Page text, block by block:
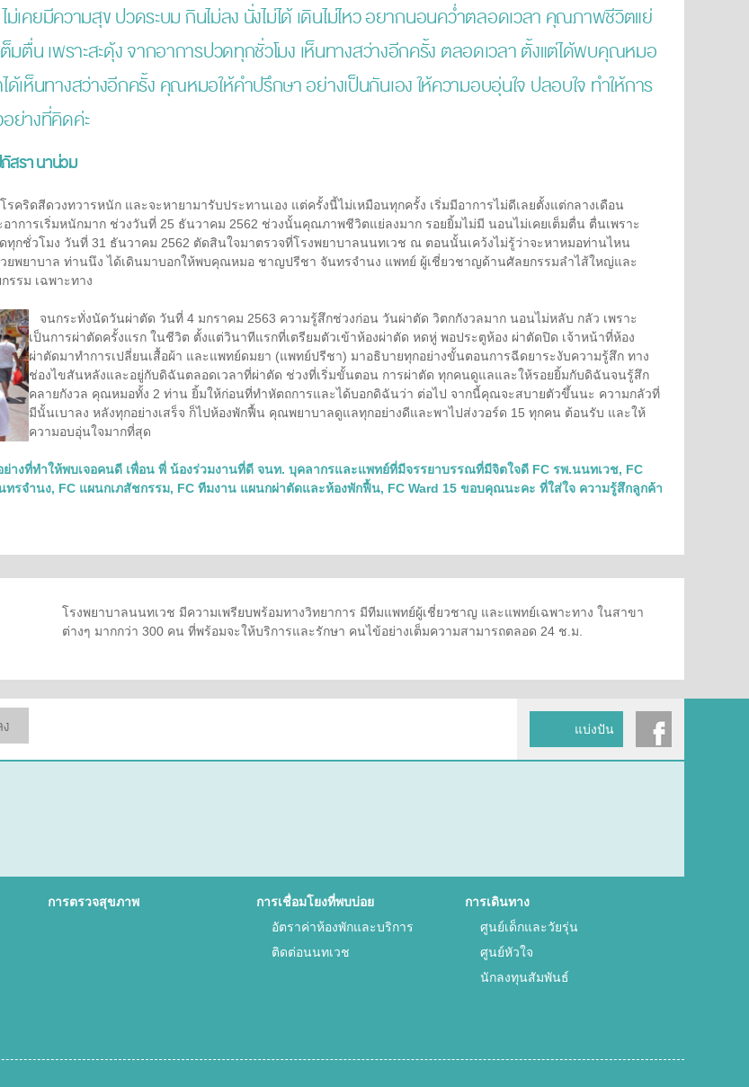
ม่เคยมีความสุข ปวดระบม กินไม่ลง นั่งไม่ได้ เดินไม่ไหว อยากนอนคว่ำตลอดเวลา คุณภาพชีวิตแย่
มตื่น เพราะสะดุ้ง จากอาการปวดทุกชั่วโมง เห็นทางสว่างอีกครั้ง ตลอดเวลา ตั้งแต่ได้พบคุณหมอ
เห็นทางสว่างอีกครั้ง คุณหมอให้คำปรึกษา อย่างเป็นกันเอง ให้ความอบอุ่นใจ ปลอบใจ ทำให้การ
ย่างที่คิดค่ะ
สรา นาน่วม
คริดสีดวงทวารหนัก และจะหายามารับประทานเอง แต่ครั้งนี้ไม่เหมือนทุกครั้ง เริ่มมีอาการไม่ดีเลยตั้งแต่กลางเดือน
าการเริ่มหนักมาก ช่วงวันที่ 25 ธันวาคม 2562 ช่วงนั้นคุณภาพชีวิตแย่ลงมาก รอยยิ้มไม่มี นอนไม่เคยเต็มตื่น ตื่นเพราะ
ทุกชั่วโมง วันที่ 31 ธันวาคม 2562 ตัดสินใจมาตรวจที่โรงพยาบาลนนทเวช ณ ตอนนั้นเคว้งไม่รู้ว่าจะหาหมอท่านไหน
ยพยาบาล ท่านนึง ได้เดินมาบอกให้พบคุณหมอ ชาญปรีชา จันทรจำนง แพทย์ ผู้เชี่ยวชาญด้านศัลยกรรมลำไส้ใหญ่และ
รรม เฉพาะทาง
จนกระทั่งนัดวันผ่าตัด วันที่ 4 มกราคม 2563 ความรู้สึกช่วงก่อน วันผ่าตัด วิตกกังวลมาก นอนไม่หลับ กลัว เพราะ
เป็นการผ่าตัดครั้งแรก ในชีวิต ตั้งแต่วินาทีแรกที่เตรียมตัวเข้าห้องผ่าตัด หดหู่ พอประตูห้อง ผ่าตัดปิด เจ้าหน้าที่ห้อง
ผ่าตัดมาทำการเปลี่ยนเสื้อผ้า และแพทย์ดมยา (แพทย์ปรีชา) มาอธิบายทุกอย่างขั้นตอนการฉีดยาระงับความรู้สึก ทาง
ช่องไขสันหลังและอยู่กับดิฉันตลอดเวลาที่ผ่าตัด ช่วงที่เริ่มขั้นตอน การผ่าตัด ทุกคนดูแลและให้รอยยิ้มกับดิฉันจนรู้สึก
คลายกังวล คุณหมอทั้ง 2 ท่าน ยิ้มให้ก่อนที่ทำหัตถการและได้บอกดิฉันว่า ต่อไป จากนี้คุณจะสบายตัวขึ้นนะ ความกลัวที่
มีนั้นเบาลง หลังทุกอย่างเสร็จ ก็ไปห้องพักฟื้น คุณพยาบาลดูแลทุกอย่างดีและพาไปส่งวอร์ด 15 ทุกคน ต้อนรับ และให้
ความอบอุ่นใจมากที่สุด
งที่ทำให้พบเจอคนดี เพื่อน พี่ น้องร่วมงานที่ดี จนท. บุคลากรและแพทย์ที่มีจรรยาบรรณที่มีจิตใจดี FC รพ.นนทเวช, FC
รจำนง, FC แผนกเภสัชกรรม, FC ทีมงาน แผนกผ่าตัดและห้องพักฟื้น, FC Ward 15 ขอบคุณนะคะ ที่ใส่ใจ ความรู้สึกลูกค้า
โรงพยาบาลนนทเวช มีความเพรียบพร้อมทางวิทยาการ มีทีมแพทย์ผู้เชี่ยวชาญ และแพทย์เฉพาะทาง ในสาขา
ต่างๆ มากกว่า 300 คน ที่พร้อมจะให้บริการและรักษา คนไข้อย่างเต็มความสามารถตลอด 24 ช.ม.
แบ่งปัน
การตรวจสุขภาพ
การเชื่อมโยงที่พบบ่อย
อัตราค่าห้องพักและบริการ
ติดต่อนนทเวช
การเดินทาง
ศูนย์เด็กและวัยรุ่น
ศูนย์หัวใจ
นักลงทุนสัมพันธ์